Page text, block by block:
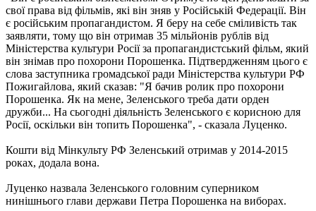
свої права від фільмів, які він зняв у Російській Федерації. Він
є російським пропагандистом. Я беру на себе сміливість так
заявляти, тому що він отримав 35 мільйонів рублів від
Міністерства культури Росії за пропагандистський фільм, який
він знімав про похорони Порошенка. Підтвердженням цього є
слова заступника громадської ради Міністерства культури РФ
Пожигайлова, який сказав: "Я бачив ролик про похорони
Порошенка. Як на мене, Зеленського треба дати орден
дружби... На сьогодні діяльність Зеленського є корисною для
Росії, оскільки він топить Порошенка", - сказала Луценко.
Кошти від Мінкульту РФ Зеленський отримав у 2014-2015
роках, додала вона.
Луценко назвала Зеленського головним суперником
нинішнього глави держави Петра Порошенка на виборах.